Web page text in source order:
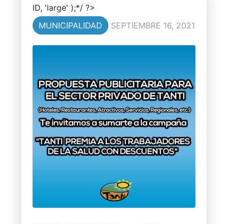
ID, 'large' );*/ ?>
MUNICIPALIDAD
SEPTIEMBRE 16, 2021